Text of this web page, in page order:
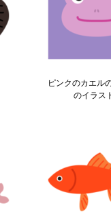
ピンクのカエル
のイラス